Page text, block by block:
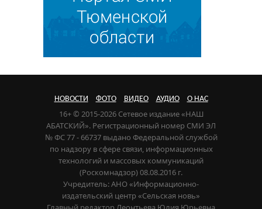
НОВОСТИ ФОТО ВИДЕО АУДИО О НАС
16+ © 2015-2026 Сетевое издание «НАШ
АБАТСКИЙ». Регистрационный номер СМИ ЭЛ
№ ФС 77 - 66737 выдано Федеральной службой
по надзору в сфере связи, информационных
технологий и массовых коммуникаций
(Роскомнадзор) 08.08.2016 г.
Учредитель: АНО «Информационно-
издательский центр «Сельская новь»